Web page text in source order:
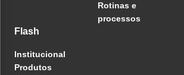
Rotinas e
processos
Flash
Institucional
Produtos